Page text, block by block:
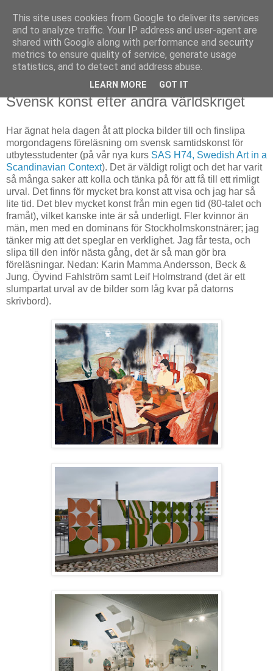
Björn Fritz
vad än som faller mig in
måndag, maj 19, 2014
Svensk konst efter andra världskriget
Har ägnat hela dagen åt att plocka bilder till och finslipa
morgondagens föreläsning om svensk samtidskonst för
utbytesstudenter (på vår nya kurs SAS H74, Swedish Art in a
Scandinavian Context). Det är väldigt roligt och det har varit
så många saker att kolla och tänka på för att få till ett rimligt
urval. Det finns för mycket bra konst att visa och jag har så
lite tid. Det blev mycket konst från min egen tid (80-talet och
framåt), vilket kanske inte är så underligt. Fler kvinnor än
män, men med en dominans för Stockholmskonstnärer; jag
tänker mig att det speglar en verklighet. Jag får testa, och
slipa till den inför nästa gång, det är så man gör bra
föreläsningar. Nedan: Karin Mamma Andersson, Beck &
Jung, Öyvind Fahlström samt Leif Holmstrand (det är ett
slumpartat urval av de bilder som låg kvar på datorns
skrivbord).
This site uses cookies from Google to deliver its services
and to analyze traffic. Your IP address and user-agent are
shared with Google along with performance and security
metrics to ensure quality of service, generate usage
statistics, and to detect and address abuse.
LEARN MORE GOT IT